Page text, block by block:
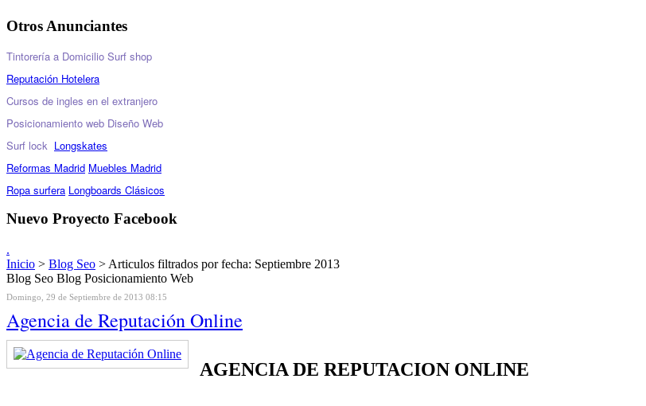
Otros Anunciantes
Tintorería a Domicilio Surf shop
Reputación Hotelera
Cursos de ingles en el extranjero
Posicionamiento web Diseño Web
Surf lock Longskates
Reformas Madrid Muebles Madrid
Ropa surfera Longboards Clásicos
Nuevo Proyecto Facebook
.
Inicio > Blog Seo > Articulos filtrados por fecha: Septiembre 2013
Blog Seo Blog Posicionamiento Web
Domingo, 29 de Septiembre de 2013 08:15
Agencia de Reputación Online
AGENCIA DE REPUTACION ONLINE